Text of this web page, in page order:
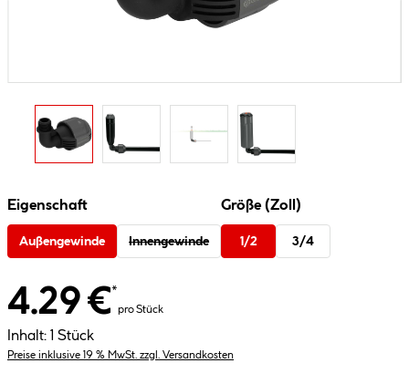
Eigenschaft
Außengewinde Innengewinde
Größe (Zoll)
1/2 3/4
4.29 €*
pro Stück
Inhalt: 1 Stück
Preise inklusive 19 % MwSt. zzgl. Versandkosten